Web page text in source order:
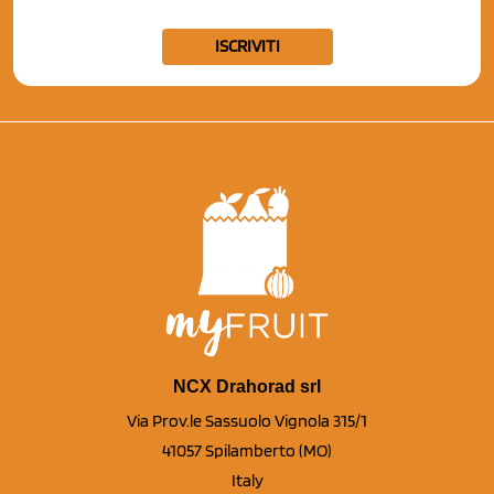
ISCRIVITI
NCX Drahorad srl
Via Prov.le Sassuolo Vignola 315/1
41057 Spilamberto (MO)
Italy